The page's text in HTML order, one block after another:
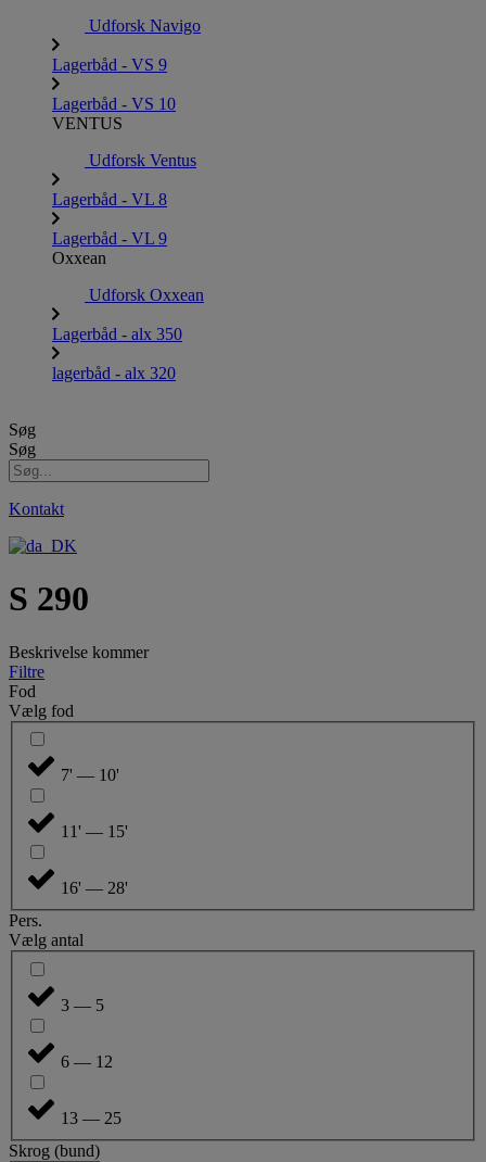
Udforsk Navigo
Lagerbåd - VS 9
Lagerbåd - VS 10
VENTUS
Udforsk Ventus
Lagerbåd - VL 8
Lagerbåd - VL 9
Oxxean
Udforsk Oxxean
Lagerbåd - alx 350
lagerbåd - alx 320
Søg
Søg
Kontakt
S 290
Beskrivelse kommer
Filtre
Fod
Vælg fod
7' — 10'
11' — 15'
16' — 28'
Pers.
Vælg antal
3 — 5
6 — 12
13 — 25
Skrog (bund)